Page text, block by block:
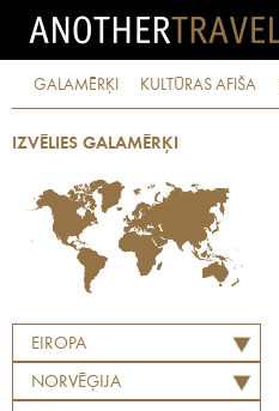
GALAMĒRĶI KULTŪRAS AFIŠA
IZVĒLIES GALAMĒRĶI
EIROPA
NORVĒĢIJA